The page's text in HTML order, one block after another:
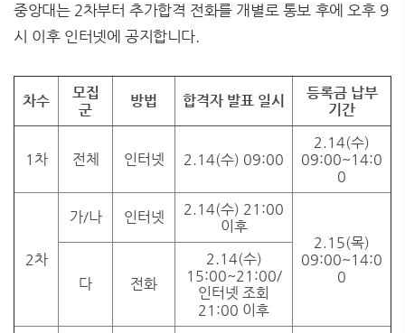
중앙대는 2차부터 추가합격 전화를 개별로 통보 후에 오후 9
시 이후 인터넷에 공지합니다.
차수
모집
군
방법 합격자 발표 일시
등록금 납부
기간
1차 전체 인터넷 2.14(수) 09:00
2.14(수)
09:00~14:0
0
2차
가/나 인터넷
2.14(수) 21:00
이후
2.15(목)
09:00~14:0
0
다 전화
2.14(수)
15:00~21:00/
인터넷 조회
21:00 이후